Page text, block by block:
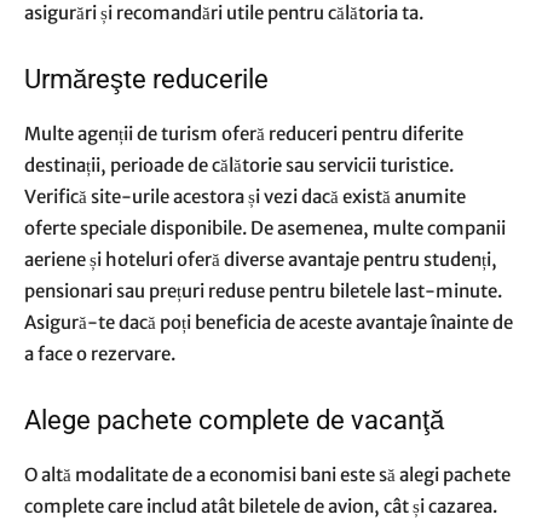
asigurări și recomandări utile pentru călătoria ta.
Urmăreşte reducerile
Multe agenții de turism oferă reduceri pentru diferite
destinații, perioade de călătorie sau servicii turistice.
Verifică site-urile acestora și vezi dacă există anumite
oferte speciale disponibile. De asemenea, multe companii
aeriene și hoteluri oferă diverse avantaje pentru studenți,
pensionari sau prețuri reduse pentru biletele last-minute.
Asigură-te dacă poți beneficia de aceste avantaje înainte de
a face o rezervare.
Alege pachete complete de vacanţă
O altă modalitate de a economisi bani este să alegi pachete
complete care includ atât biletele de avion, cât și cazarea.